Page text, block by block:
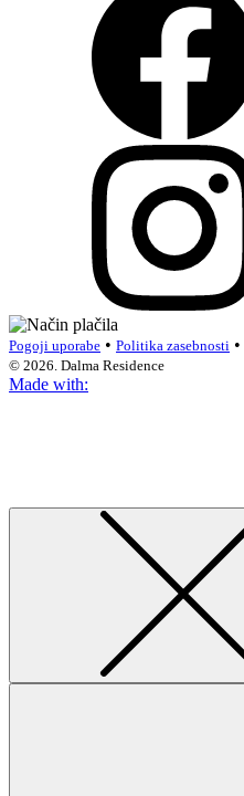
Pogoji uporabe • Politika zasebnosti •
© 2026. Dalma Residence
Made with: